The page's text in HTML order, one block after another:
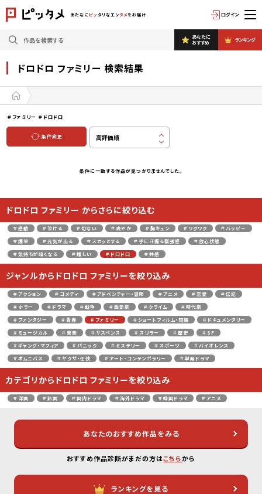
あたなに ピッ タリなエンタメをお届け ログイン
あなたに
おすすめ
ランキング
ドロドロ ファミリー 検索結果
＃ファミリー ＃ドロドロ
条件変更
条件に一致する作品が見つかりませんでした。
ドロドロ ファミリー からさらに絞り込む
＃感動 ＃泣ける ＃切ない ＃爽やか ＃胸キュン ＃ワクワク
＃ハッピー
＃爆笑
＃元気が出る ＃スカッとする ＃手に汗握る緊張感
＃放心状態
＃気持ちが暗くなる
＃難しい ＃ドロドロ ＃共感
ジャンルからドロドロ ファミリーを絞り込み
＃アクション ＃コメディ ＃アドベンチャー・冒険 ＃アニメ ＃恋愛
＃伝記
＃ホラー
＃ドラマ ＃戦争 ＃西部劇 ＃クライム
＃時代劇
＃ファンタジー
＃青春 ＃ファミリー ＃ショートフィルム・短編
＃ドキュメンタリー
＃ミュージカル
＃音楽 ＃サスペンス ＃スリラー ＃歴史
＃SF
＃ギャング・マフィア
＃パニック ＃ミステリー ＃スポーツ
＃バイオレンス
＃オムニバス
＃ヤクザ・任侠 ＃アート・コンテンポラリー ＃単発ドラマ
カテゴリからドロドロ ファミリーを絞り込み
＃洋画 ＃邦画 ＃国内ドラマ ＃海外ドラマ ＃韓国ドラマ ＃アニメ
あなたのおすすめ作品をみる
おすすめ作品診断がまだの方はこちらから
ランキングを見る